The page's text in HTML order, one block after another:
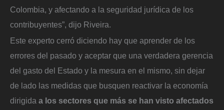
Colombia, y afectando a la seguridad jurídica de los
contribuyentes”, dijo Riveira.
Este experto cerró diciendo hay que aprender de los
errores del pasado y aceptar que una verdadera gerencia
del gasto del Estado y la mesura en el mismo, sin dejar
de lado las medidas que busquen reactivar la economía
dirigida a los sectores que más se han visto afectados